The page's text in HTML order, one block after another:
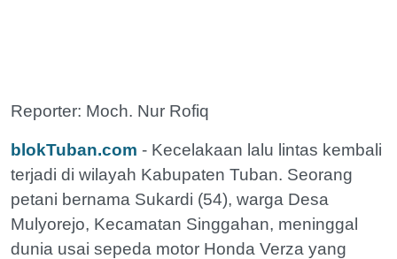
Reporter: Moch. Nur Rofiq
blokTuban.com - Kecelakaan lalu lintas kembali
terjadi di wilayah Kabupaten Tuban. Seorang
petani bernama Sukardi (54), warga Desa
Mulyorejo, Kecamatan Singgahan, meninggal
dunia usai sepeda motor Honda Verza yang